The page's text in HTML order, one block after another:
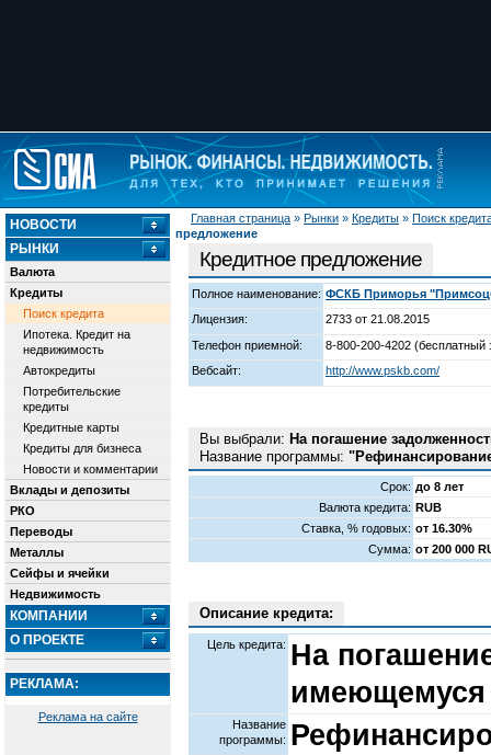
Главная страница » Рынки » Кредиты » Поиск
предложение
НОВОСТИ
РЫНКИ
Валюта
Кредиты
Поиск кредита
Ипотека. Кредит на
недвижимость
Автокредиты
Потребительские
кредиты
Кредитные карты
Кредиты для бизнеса
Новости и комментарии
Вклады и депозиты
РКО
Переводы
Металлы
Сейфы и ячейки
Недвижимость
КОМПАНИИ
О ПРОЕКТЕ
РЕКЛАМА:
Реклама на сайте
Кредитное предложение
Полное наименование: ФСКБ Приморья
Лицензия:
2733 от 21.08.2015
Телефон приемной:
8-800-200-4202 (бесплатный
Вебсайт:
http://www.pskb.com/
Вы выбрали: На погашение
Название программы:
Срок: до 8 лет
Валюта кредита: RUB
Cтавка, % годовых: от 16.30%
Сумма: от 200 000
Описание кредита:
Цель кредита: На
имеющемуся
Название
программы: